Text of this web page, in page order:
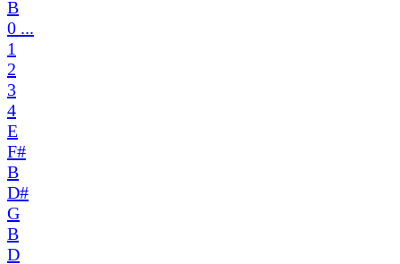
B
0 ...
1
2
3
4
E
F#
B
D#
G
B
D